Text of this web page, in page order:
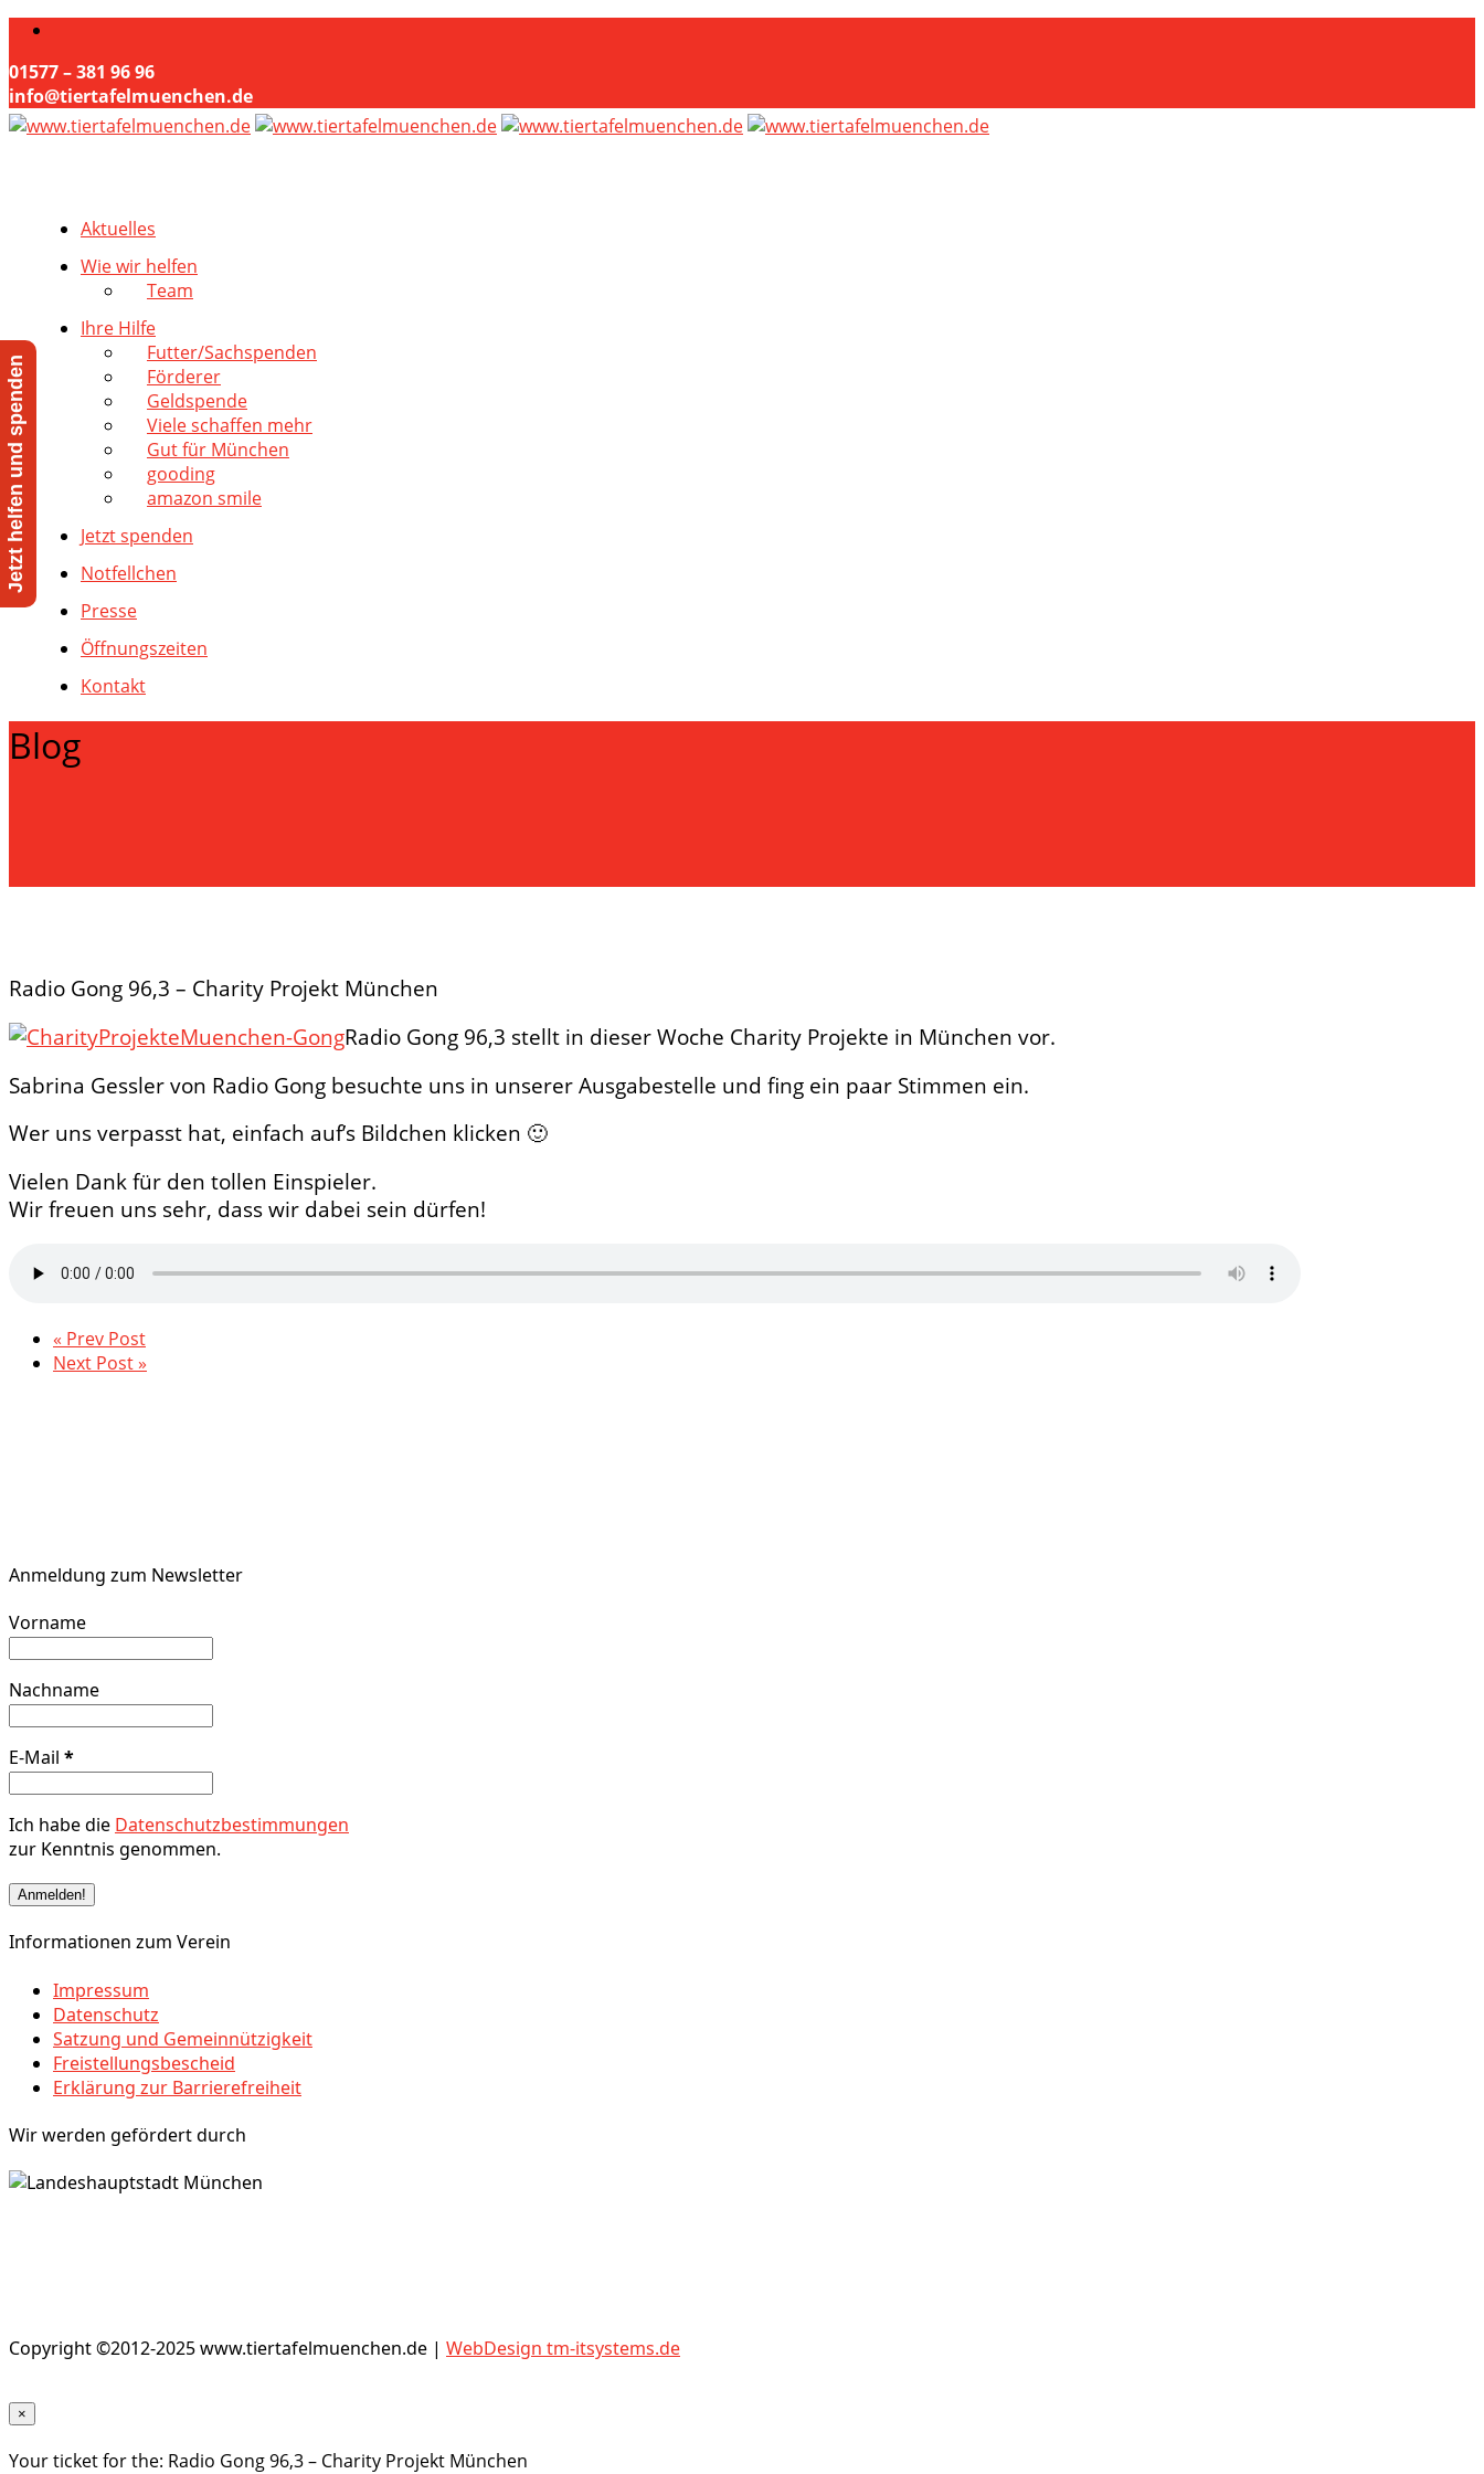
01577 – 381 96 96
info@tiertafelmuenchen.de
Aktuelles
Wie wir helfen
Team
Ihre Hilfe
Futter/Sachspenden
Förderer
Geldspende
Viele schaffen mehr
Gut für München
gooding
amazon smile
Jetzt spenden
Notfellchen
Presse
Öffnungszeiten
Kontakt
Blog
Radio Gong 96,3 – Charity Projekt München
Radio Gong 96,3 stellt in dieser Woche Charity Projekte in München vor.
Sabrina Gessler von Radio Gong besuchte uns in unserer Ausgabestelle und fing ein paar Stimmen ein.
Wer uns verpasst hat, einfach auf’s Bildchen klicken 🙂
Vielen Dank für den tollen Einspieler.
Wir freuen uns sehr, dass wir dabei sein dürfen!
« Prev Post
Next Post »
Anmeldung zum Newsletter
Vorname
Nachname
E-Mail *
Ich habe die Datenschutzbestimmungen
zur Kenntnis genommen.
Informationen zum Verein
Impressum
Datenschutz
Satzung und Gemeinnützigkeit
Freistellungsbescheid
Erklärung zur Barrierefreiheit
Wir werden gefördert durch
Copyright ©2012-2025 www.tiertafelmuenchen.de | WebDesign tm-itsystems.de
×
Your ticket for the: Radio Gong 96,3 – Charity Projekt München
Jetzt helfen und spenden